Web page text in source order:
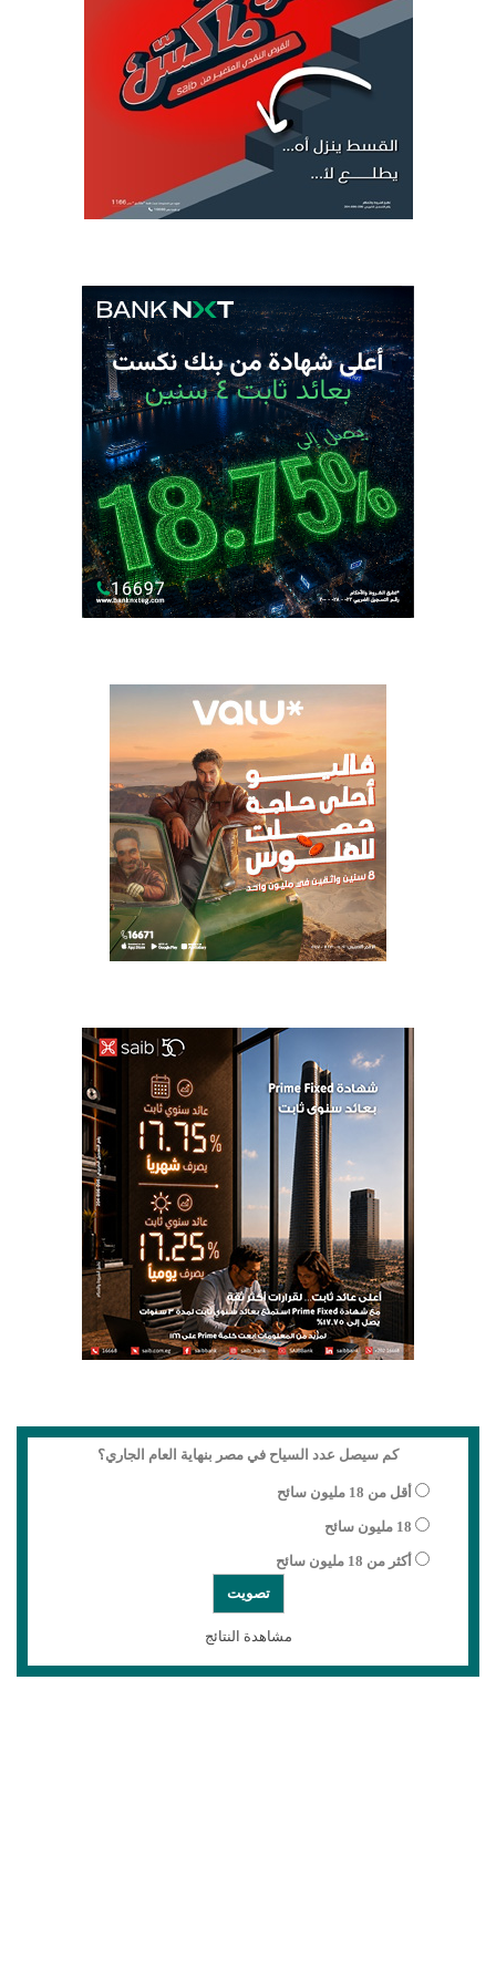
كم سيصل عدد السياح في مصر بنهاية العام الجاري؟
أقل من 18 مليون سائح
18 مليون سائح
أكثر من 18 مليون سائح
مشاهدة النتائج